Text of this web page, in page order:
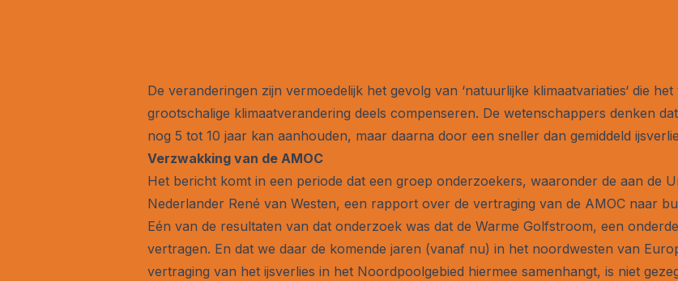
De veranderingen zijn vermoedelijk het gevolg van ‘natuurlijke klimaatvariaties‘ die
grootschalige klimaatverandering deels compenseren. De wetenschappers denken
nog 5 tot 10 jaar kan aanhouden, maar daarna door een sneller dan gemiddeld
Verzwakking van de AMOC
Het bericht komt in een periode dat een groep onderzoekers, waaronder de aan de
Nederlander René van Westen, een rapport over de vertraging van de AMOC naar
Eén van de resultaten van dat onderzoek was dat de Warme Golfstroom, een
vertragen. En dat we daar de komende jaren (vanaf nu) in het noordwesten van
vertraging van het ijsverlies in het Noordpoolgebied hiermee samenhangt, is niet